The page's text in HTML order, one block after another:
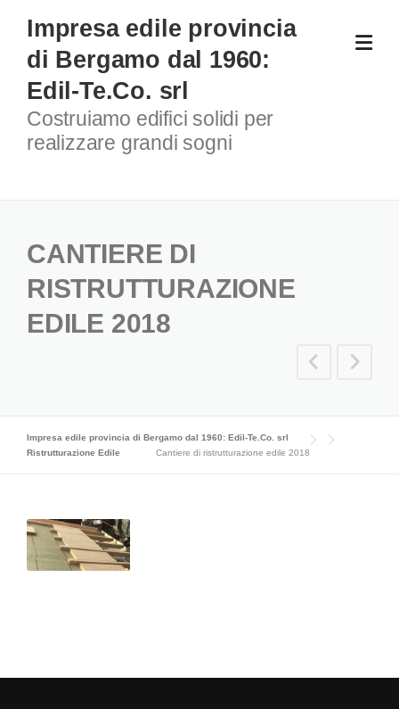
content
Impresa edile provincia
di Bergamo dal 1960:
Edil-Te.Co. srl
Costruiamo edifici solidi per
realizzare grandi sogni
CANTIERE DI
RISTRUTTURAZIONE
EDILE 2018
Impresa edile provincia di Bergamo dal 1960: Edil-Te.Co. srl
Ristrutturazione Edile
Cantiere di ristrutturazione edile 2018